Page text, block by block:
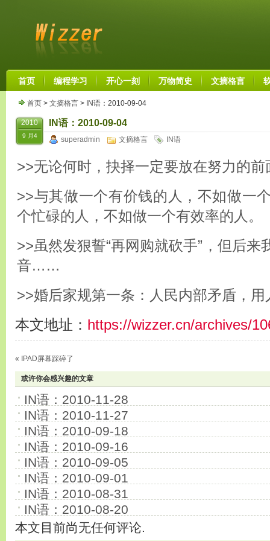
首页 编程学习 开心一刻 万物简史 文摘格言
首页 > 文摘格言 > IN语：2010-09-04
2010
9 月4
IN语：2010-09-04
superadmin 文摘格言 IN语
>>无论何时，抉择一定要放在努力的前
>>与其做一个有价钱的人，不如做一
个忙碌的人，不如做一个有效率的人。
>>虽然发狠誓“再网购就砍手”，但后
音……
>>婚后家规第一条：人民内部矛盾，
本文地址： https://wizzer.cn/archives/
« IPAD屏幕踩碎了
或许你会感兴趣的文章
IN语：2010-11-28
IN语：2010-11-27
IN语：2010-09-18
IN语：2010-09-16
IN语：2010-09-05
IN语：2010-09-01
IN语：2010-08-31
IN语：2010-08-20
本文目前尚无任何评论.